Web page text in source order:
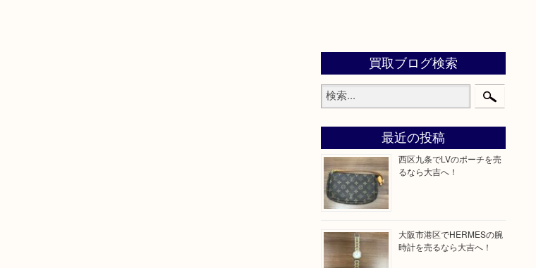
買取ブログ検索
最近の投稿
西区九条でLVのポーチを売
るなら大吉へ！
大阪市港区でHERMESの腕
時計を売るなら大吉へ！